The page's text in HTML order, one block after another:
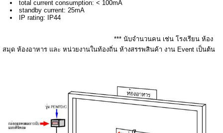
total current consumption: < 100mA
standby current: 25mA
IP rating: IP44
*** นับจำนวนคน เช่น โรงเรียน ห้อง
สมุด ห้องอาหาร และ หน่วยงานในท้องถิ่น ห้างสรรพสินค้า งาน Event เป็นต้น